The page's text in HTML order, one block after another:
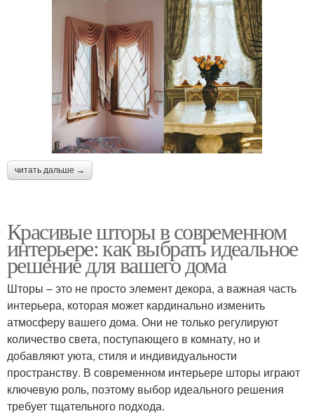
читать дальше →
Красивые шторы в современном
интерьере: как выбрать идеальное
решение для вашего дома
Шторы – это не просто элемент декора, а важная часть
интерьера, которая может кардинально изменить
атмосферу вашего дома. Они не только регулируют
количество света, поступающего в комнату, но и
добавляют уюта, стиля и индивидуальности
пространству. В современном интерьере шторы играют
ключевую роль, поэтому выбор идеального решения
требует тщательного подхода.